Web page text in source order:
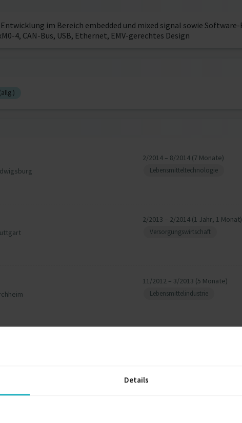
Details
im Bereich embedded und mixed signal sowie
4, CAN-Bus, USB, Ethernet, EMV-gerechtes Design
2/2014 – 8/2014 (7 Monate)
Lebensmitteltechnologie
2/2013 – 2/2014 (1 Jahr, 1 Monat)
Versorgungswirtschaft
11/2012 – 3/2013 (5 Monate)
Lebensmittelindustrie